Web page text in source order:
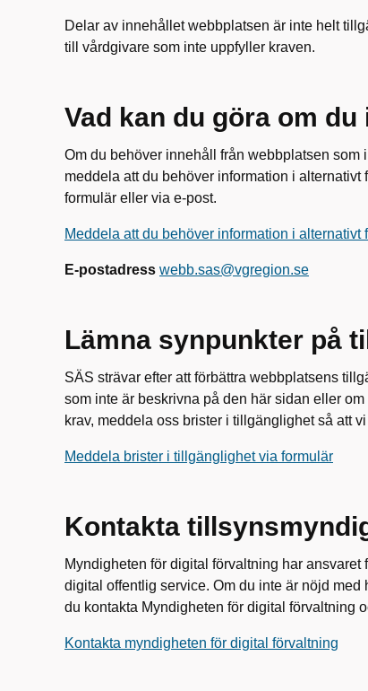
Delar av innehållet webbplatsen är inte helt
till vårdgivare som inte uppfyller kraven.
Vad kan du göra om
Om du behöver innehåll från webbplatsen som
meddela att du behöver information i
formulär eller via e-post.
Meddela att du behöver information i alternativt
E-postadress webb.sas@vgregion.se
Lämna synpunkter på
SÄS strävar efter att förbättra webbplatsens
som inte är beskrivna på den här sidan eller
krav, meddela oss brister i tillgänglighet så att
Meddela brister i tillgänglighet via formulär
Kontakta
Myndigheten för digital förvaltning har ansvaret
digital offentlig service. Om du inte är nöjd
du kontakta Myndigheten för digital förvaltning
Kontakta myndigheten för digital förvaltning